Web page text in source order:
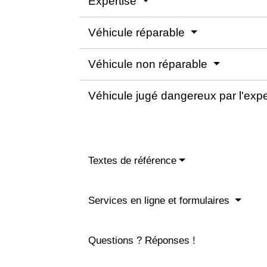
Véhicule réparable
Véhicule non réparable
Véhicule jugé dangereux par
Textes de référence
Services en ligne et formulaires
Questions ? Réponses !